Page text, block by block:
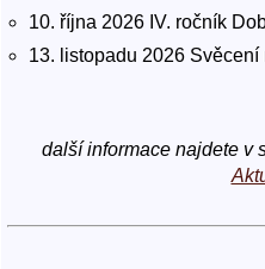
10. října 2026 IV. ročník
13. listopadu 2026 Svěcení
další informace najdete v